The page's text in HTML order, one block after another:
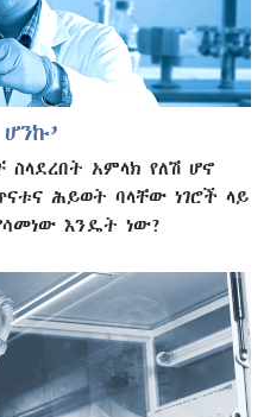
አምላክ የለሽ ሆኖ
ሕይወት ባላቸው ነገሮች ላይ
እንዴት ነው?